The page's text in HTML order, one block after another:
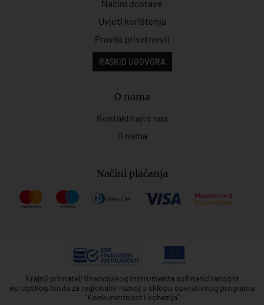
Načini dostave
Uvjeti korištenja
Pravila privatnosti
RASKID UGOVORA
O nama
Kontaktirajte nas
O nama
Načini plaćanja
Krajnji primatelj financijskog instrumenta sufinanciranog iz
europskog fonda za regionalni razvoj u sklopu operativnog programa
"Konkurentnost i kohezija"